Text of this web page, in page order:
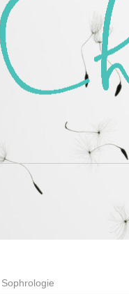
Sophrologie